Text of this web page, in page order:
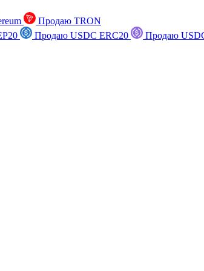
Продаю TRON
Продаю USDC ERC20
Продаю